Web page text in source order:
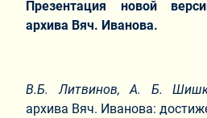
Презентация новой
архива Вяч. Иванова.
В.Б. Литвинов, А. Б.
архива Вяч. Иванова: